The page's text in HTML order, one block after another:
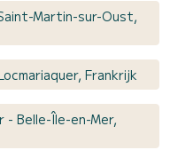
Martin-sur-Oust,
Frankrijk
Belle-Île-en-Mer,